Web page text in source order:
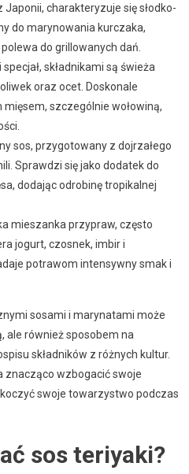
Japonii, charakteryzuje się słodko-
do marynowania kurczaka,
do grillowanych dań.
składnikami są świeża
oraz ocet. Doskonale
szczególnie wołowiną,
sos, przygotowany z dojrzałego
Sprawdzi się jako dodatek do
dodając odrobinę tropikalnej
mieszanka przypraw, często
jogurt, czosnek, imbir i
potrawom intensywny smak i
sosami i marynatami może
ale również sposobem na
składników z różnych kultur.
znacząco wzbogacić swoje
swoje towarzystwo podczas
sos teriyaki?